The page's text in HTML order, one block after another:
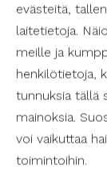
evästeitä,
laitetietoja.
meille ja
henkilötietoja,
tunnuksia tällä
mainoksia.
voi vaikuttaa
toimintoihin.
Nämä
osassa,
tai käsissä.
MS-tauti voi
johtaa näön